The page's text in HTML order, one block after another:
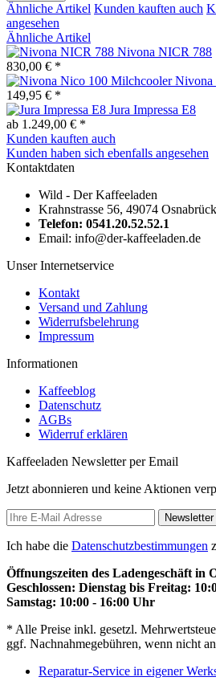
Ähnliche Artikel Kunden kauften auch
angesehen
Ähnliche Artikel
Nivona NICR 788
830,00 € *
Nivona
149,95 € *
Jura Impressa E8
ab 1.249,00 € *
Kunden kauften auch
Kunden haben sich ebenfalls angesehen
Kontaktdaten
Wild - Der Kaffeeladen
Krahnstrasse 56, 49074 Osnabrück
Telefon: 0541.20.52.52.1
Email: info@der-kaffeeladen.de
Unser Internetservice
Kontakt
Versand und Zahlung
Widerrufsbelehrung
Impressum
Informationen
Kaffeeblog
Datenschutz
AGBs
Widerruf erklären
Kaffeeladen Newsletter per Email
Jetzt abonnieren und keine Aktionen
Ich habe die Datenschutzbestimmungen
Öffnungszeiten des Ladengeschäft in
Geschlossen: Dienstag bis Freitag:
Samstag: 10:00 - 16:00 Uhr
* Alle Preise inkl. gesetzl.
ggf. Nachnahmegebühren, wenn nicht
Reparatur-Service in eigener